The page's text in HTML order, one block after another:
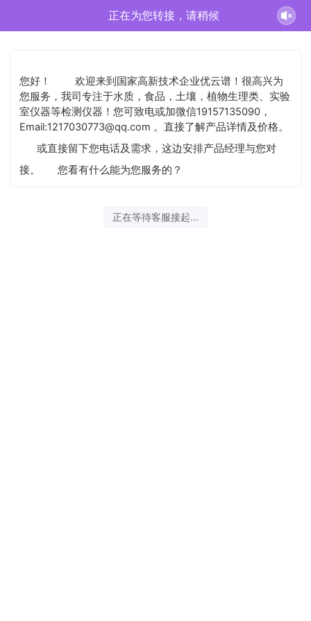
正在为您转接，请稍候
您好！
欢迎来到国家高新技术企业优云谱！很高兴为
您服务，我司专注于水质，食品，土壤，植物生理类、实验
室仪器等检测仪器！您可致电或加微信19157135090，
Email:1217030773@qq.com 。直接了解产品详情及价格。
或直接留下您电话及需求，这边安排产品经理与您对
接。
您看有什么能为您服务的？
正在等待客服接起...